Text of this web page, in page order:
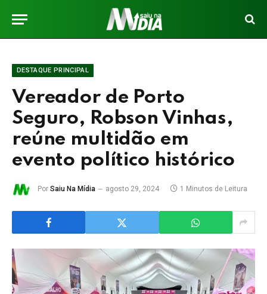
DESTAQUE PRINCIPAL
Vereador de Porto
Seguro, Robson Vinhas,
reúne multidão em
evento político histórico
Por Saiu Na Mídia agosto 29, 2024 1 Minutos de Leitura